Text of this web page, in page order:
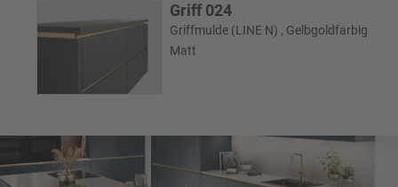
Griff 024
Griffmulde (LINE N) , Gelbgoldfarbig
Matt